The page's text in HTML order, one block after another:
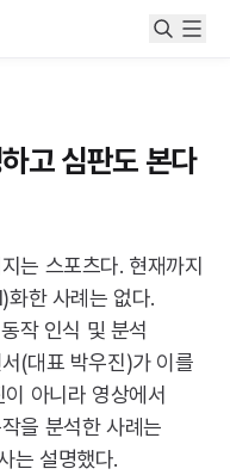
고 심판도 본다
는 스포츠다. 현재까지
화한 사례는 없다.
작 인식 및 분석
(대표 박우진)가 이를
아니라 영상에서
을 분석한 사례는
는 설명했다.